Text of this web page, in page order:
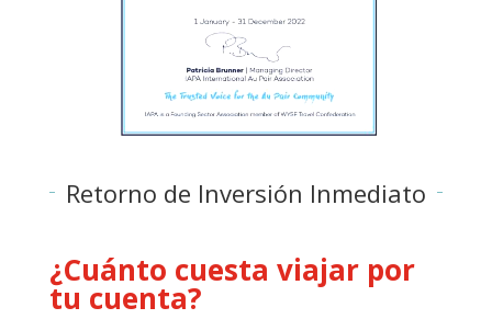
Retorno de Inversión Inmediato
¿Cuánto cuesta viajar por
tu cuenta?